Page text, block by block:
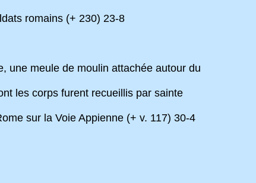
romains (+ 230) 23-8
une meule de moulin attachée autour du
les corps furent recueillis par sainte
sur la Voie Appienne (+ v. 117) 30-4